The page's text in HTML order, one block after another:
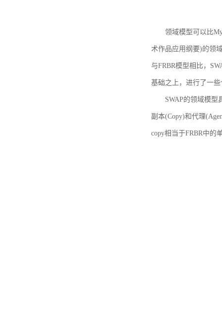
领域模型可以比
术作品应用纲要)的领
与FRBR模型相比，
基础之上，进行了一
SWAP的领域模型
副本(Copy)和代理
copy相当于FRBR中的